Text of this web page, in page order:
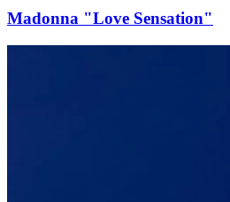
Madonna "Love Sensation"